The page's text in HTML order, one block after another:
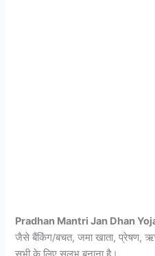
Pradhan Mantri Jan Dhan
जैसे बैंकिंग/बचत, जमा खाता, प्रेषण,